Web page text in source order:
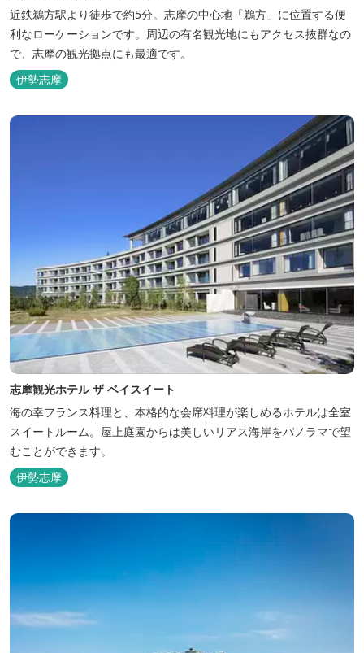
近鉄鵜方駅より徒歩で約5分。志摩の中心地「鵜方」に位置する便
利なローケーションです。周辺の有名観光地にもアクセス抜群なの
で、志摩の観光拠点にも最適です。
伊勢志摩
志摩観光ホテル ザ ベイスイート
海の幸フランス料理と、本格的な会席料理が楽しめるホテルは全室
スイートルーム。屋上庭園からは美しいリアス海岸をパノラマで望
むことができます。
伊勢志摩